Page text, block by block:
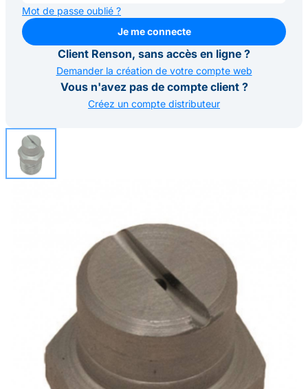
Mot de passe oublié ?
Je me connecte
Je me connecte
Client Renson, sans accès en ligne ?
Demander la création de votre compte web
Vous n'avez pas de compte client ?
Créez un compte distributeur